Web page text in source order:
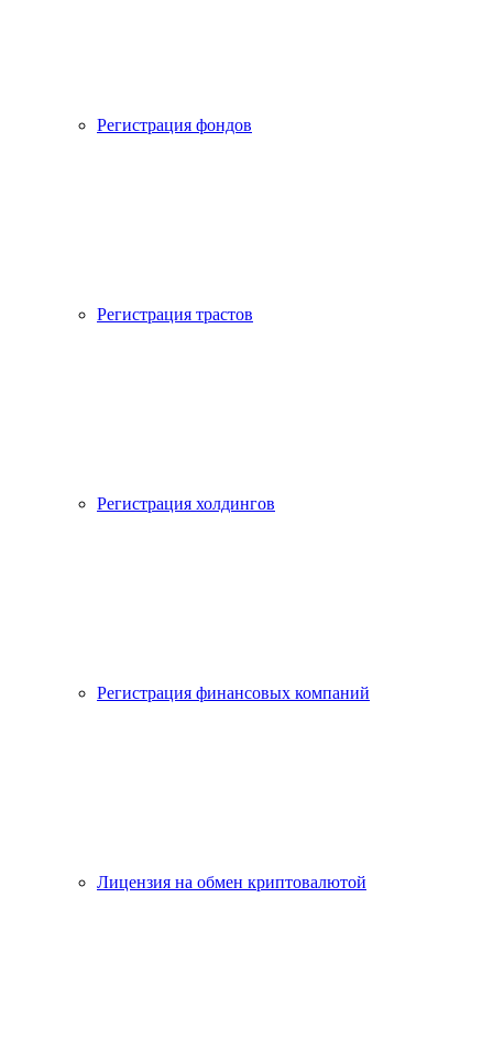
Регистрация фондов
Регистрация трастов
Регистрация холдингов
Регистрация финансовых компаний
Лицензия на обмен криптовалютой